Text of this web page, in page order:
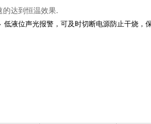
的达到恒温效果.
低液位声光报警，可及时切断电源防止干烧，保证